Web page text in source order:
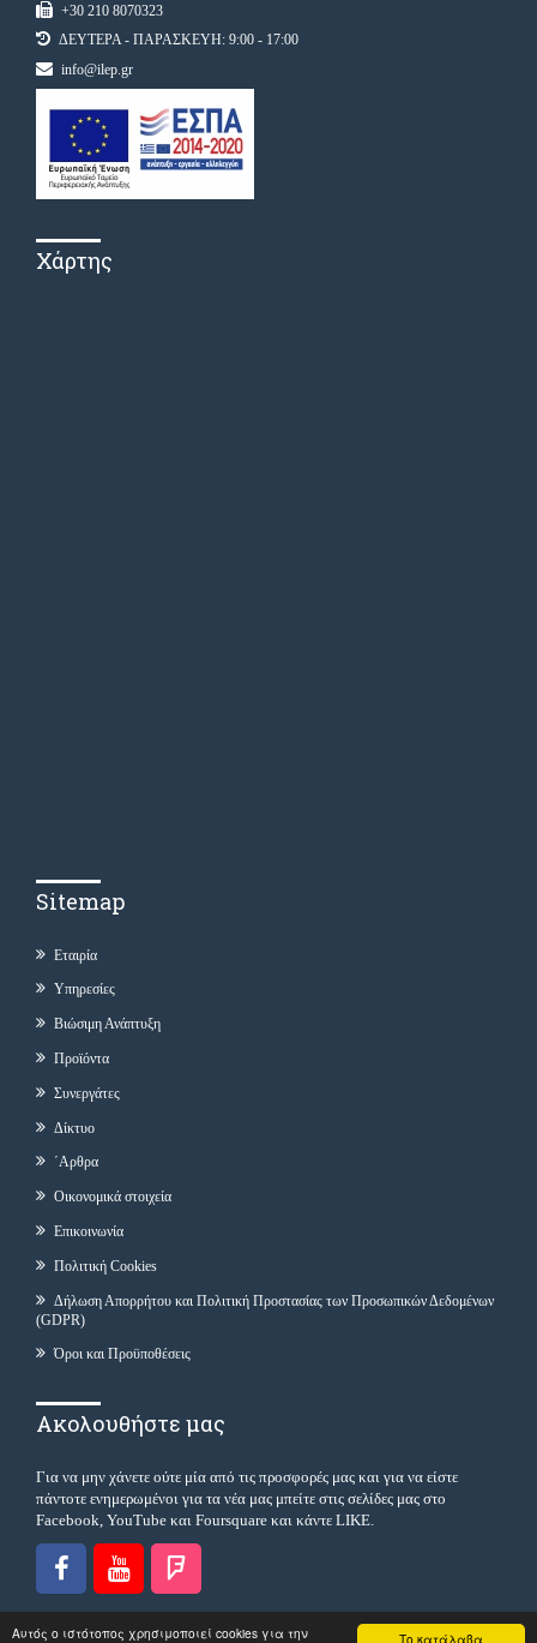
Το κατάλαβα
Αυτός ο ιστότοπος χρησιμοποιεί cookies για την
+30 210 8070323
ΔΕΥΤΕΡΑ - ΠΑΡΑΣΚΕΥΗ: 9:00 - 17:00
info@ilep.gr
Χάρτης
Sitemap
Εταιρία
Υπηρεσίες
Βιώσιμη Ανάπτυξη
Προϊόντα
Συνεργάτες
Δίκτυο
΄Αρθρα
Οικονομικά στοιχεία
Επικοινωνία
Πολιτική Cookies
Δήλωση Απορρήτου και Πολιτική Προστασίας των Προσωπικών Δεδομένων
(GDPR)
Όροι και Προϋποθέσεις
Ακολουθήστε μας
Για να μην χάνετε ούτε μία από τις προσφορές μας και για να είστε
πάντοτε ενημερωμένοι για τα νέα μας μπείτε στις σελίδες μας στο
Facebook, YouTube και Foursquare και κάντε LIKE.